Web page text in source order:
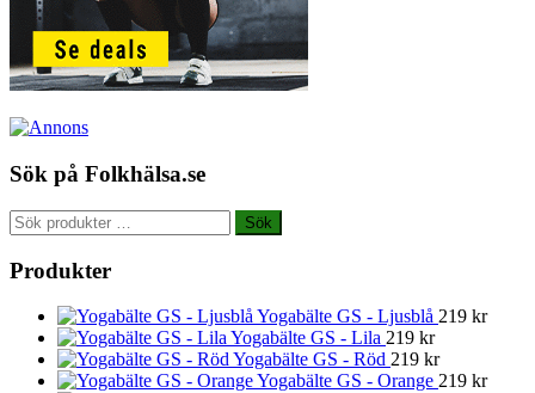
Sök på Folkhälsa.se
Sök
efter:
Sök
Produkter
Yogabälte GS - Ljusblå 219 kr
Yogabälte GS - Lila 219 kr
Yogabälte GS - Röd 219 kr
Yogabälte GS - Orange 219 kr